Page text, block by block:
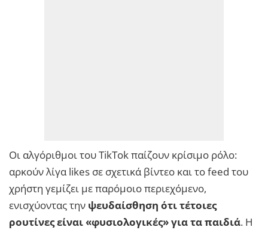
Οι αλγόριθμοι του TikTok παίζουν κρίσιμο ρόλο:
αρκούν λίγα likes σε σχετικά βίντεο και το feed του
χρήστη γεμίζει με παρόμοιο περιεχόμενο,
ενισχύοντας την ψευδαίσθηση ότι τέτοιες
ρουτίνες είναι «φυσιολογικές» για τα παιδιά. Η